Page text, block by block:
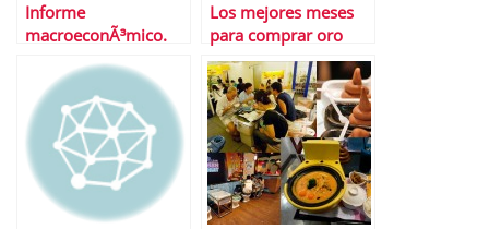
Informe
macroeconÃ³mico.
de 2014
Los mejores meses
para comprar oro